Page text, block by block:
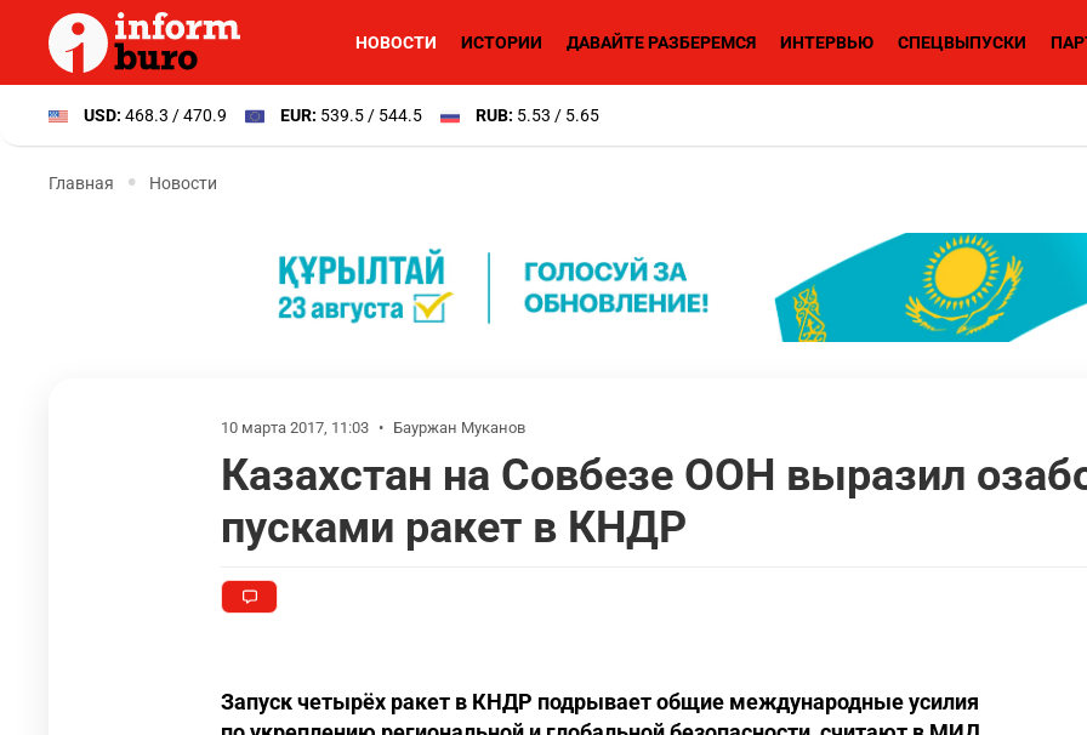
НОВОСТИ ИСТОРИИ ДАВАЙТЕ РАЗБЕРЕМСЯ ИНТЕРВЬЮ СПЕЦВЫПУСКИ
USD: 468.3 / 470.9 EUR: 539.5 / 544.5 RUB: 5.53 / 5.65
Главная Новости
10 марта 2017, 11:03 • Бауржан Муканов
Казахстан на Совбезе ООН выразил
пусками ракет в КНДР
Запуск четырёх ракет в КНДР подрывает общие международные усилия